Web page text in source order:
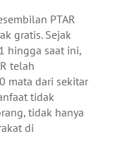
PTAR
gratis. Sejak
hingga saat ini,
telah
mata dari sekitar
tidak
tidak hanya
di